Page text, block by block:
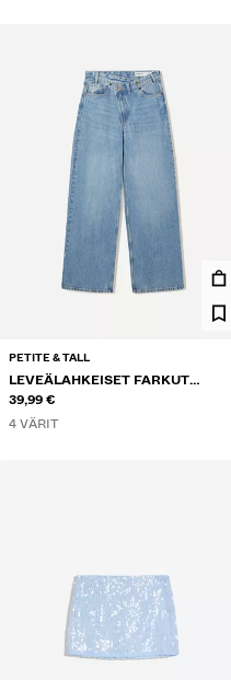
PETITE & TALL
LEVEÄLAHKEISET FARKUT
KIETAISUVYÖTÄRÖLLÄ
39,99 €
4 VÄRIT